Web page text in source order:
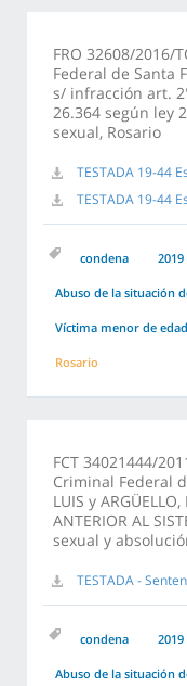
FRO 32608/2016/
Federal de Santa
s/ infracción art.
26.364 según ley
sexual, Rosario
TESTADA 19-44
TESTADA 19-44
condena 2019
Abuso de la situación
Víctima menor de edad
Rosario
FCT 34021444/
Criminal Federal
LUIS y
ANTERIOR AL
sexual y
TESTADA -
condena 2019
Abuso de la situación